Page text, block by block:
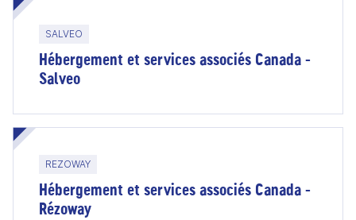
SALVEO
Hébergement et services associés Canada -
Salveo
REZOWAY
Hébergement et services associés Canada -
Rézoway